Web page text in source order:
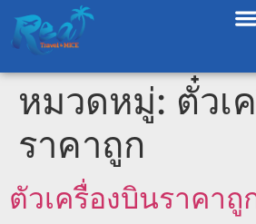
หมวดหมู่: ตั๋วเ
ราคาถูก
ตัวเครื่องบินราคาถู